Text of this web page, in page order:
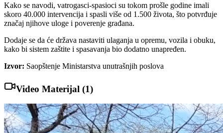
Kako se navodi, vatrogasci-spasioci su tokom prošle godine imali
skoro 40.000 intervencija i spasli više od 1.500 života, što potvrđuje
značaj njihove uloge i poverenje građana.
Dodaje se da će država nastaviti ulaganja u opremu, vozila i obuku,
kako bi sistem zaštite i spasavanja bio dodatno unapređen.
Izvor: Saopštenje Ministarstva unutrašnjih poslova
Video Materijal (1)